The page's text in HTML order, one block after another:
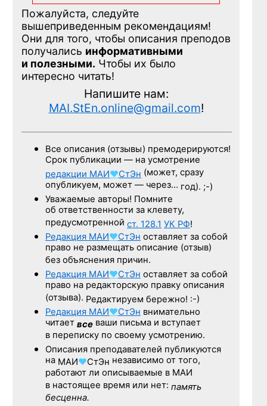
Пожалуйста, следуйте
вышеприведенным рекомендациям!
Они для того, чтобы описания преподов
получались информативными
и полезными. Чтобы их было
интересно читать!
Напишите нам:
MAI.StEn.online@gmail.com!
Все описания (отзывы) премодерируются!
Срок публикации — на усмотрение
редакции МАИ♥СтЭн (может, сразу
опубликуем, может — через… год). ;-)
Уважаемые авторы! Помните
об ответственности за клевету,
предусмотренной ст. 128.1 УК РФ!
Редакция МАИ♥СтЭн оставляет за собой
право не размещать описание (отзыв)
без объяснения причин.
Редакция МАИ♥СтЭн оставляет за собой
право на редакторскую правку описания
(отзыва). Редактируем бережно! :-)
Редакция МАИ♥СтЭн внимательно
читает все ваши письма и вступает
в переписку по своему усмотрению.
Описания преподавателей публикуются
на МАИ♥СтЭн независимо от того,
работают ли описываемые в МАИ
в настоящее время или нет: память
бесценна.